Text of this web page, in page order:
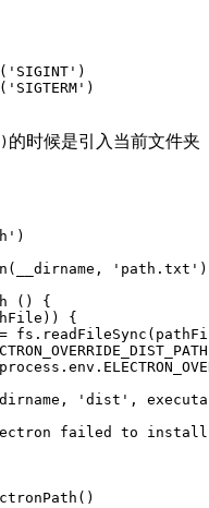
( 'SIGINT' )
( 'SIGTERM' )
的时候是引入当前文件夹
)
(__dirname, 'path.txt' )
( ) {
{
fs. readFileSync
env .
'dist' ,
failed to install
()